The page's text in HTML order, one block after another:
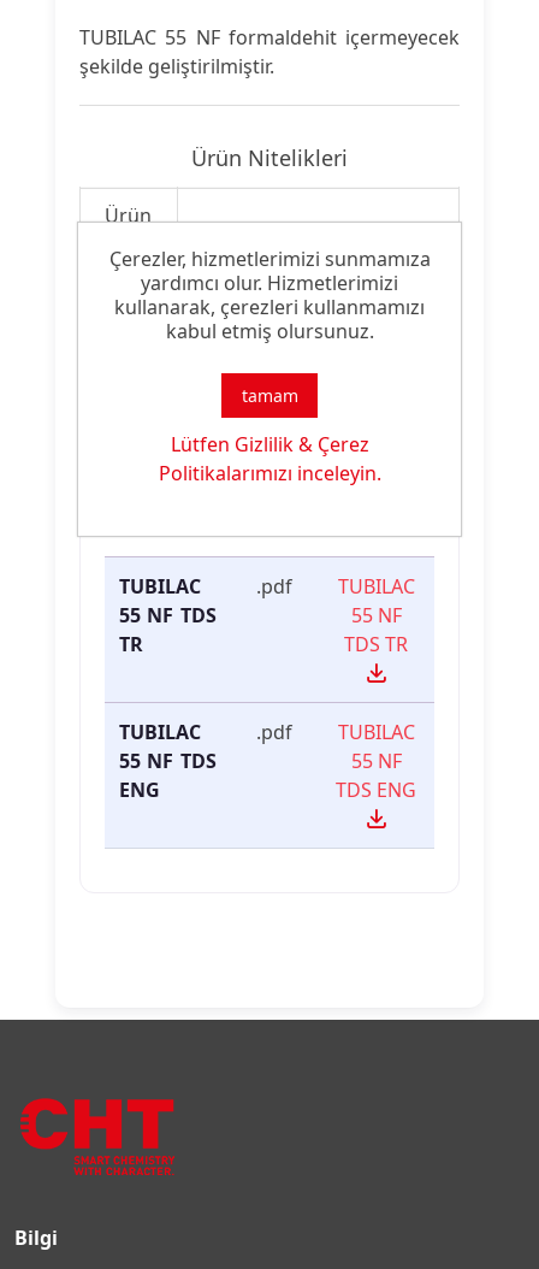
TUBILAC 55 NF formaldehit içermeyecek
şekilde geliştirilmiştir.
Ürün Nitelikleri
Ürün
Tipi:
Koyu Zemin Baskı Patı
Ürün
FF Yumuşak Tuşe
Ürün Dokümanları
TUBILAC
55 NF TDS
TR
.pdf
TUBILAC
55 NF
TDS TR
TUBILAC
55 NF TDS
ENG
.pdf
TUBILAC
55 NF
TDS ENG
Bilgi
Çerezler, hizmetlerimizi sunmamıza
yardımcı olur. Hizmetlerimizi
kullanarak, çerezleri kullanmamızı
kabul etmiş olursunuz.
tamam
Lütfen Gizlilik & Çerez
Politikalarımızı inceleyin.